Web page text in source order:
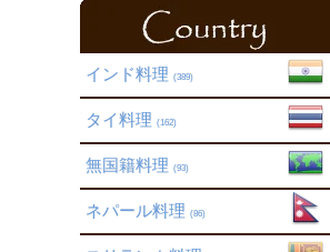
インド料理 (389)
タイ料理 (162)
無国籍料理 (93)
ネパール料理 (86)